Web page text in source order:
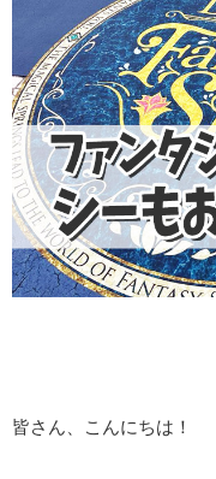
皆さん、こんにちは！